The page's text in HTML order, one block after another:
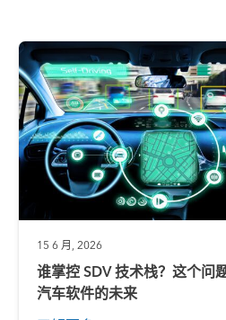
15 6 月, 2026
谁掌控 SDV 技术栈？这个问
汽车软件的未来